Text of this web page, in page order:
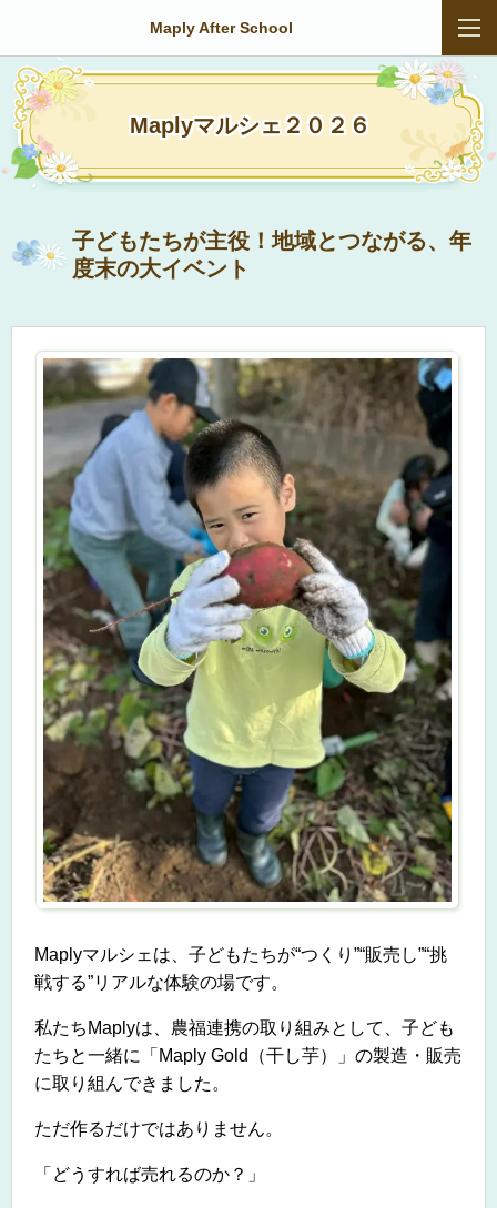
Maply After School
Maplyマルシェ２０２６
子どもたちが主役！地域とつながる、年
度末の大イベント
Maplyマルシェは、 子どもたちが“つくり”“販売し”“挑
戦する”リアルな体験の場です。
私たち Maplyは、農福連携の取り組みとして、 子ども
たちと一緒に「 Maply Gold
（干し芋）」の製造・販売
に取り組んできました。
ただ作るだけではありません。
「どうすれば売れるのか？」